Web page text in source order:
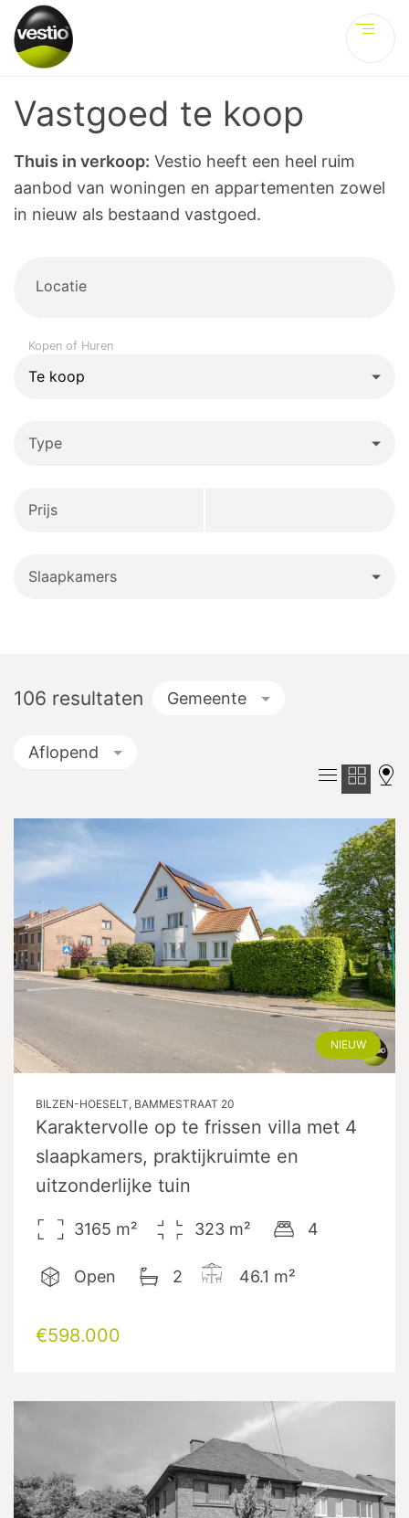
Vastgoed te koop
Thuis in verkoop: Vestio heeft een heel ruim
aanbod van woningen en appartementen zowel
in nieuw als bestaand vastgoed.
Locatie
Kopen of Huren
Type
Prijs
Slaapkamers
106 resultaten Gemeente
Aflopend
NIEUW
BILZEN-HOESELT, BAMMESTRAAT 20
Karaktervolle op te frissen villa met 4
slaapkamers, praktijkruimte en
uitzonderlijke tuin
3165 m² 323 m² 4
Open 2 46.1 m²
€598.000